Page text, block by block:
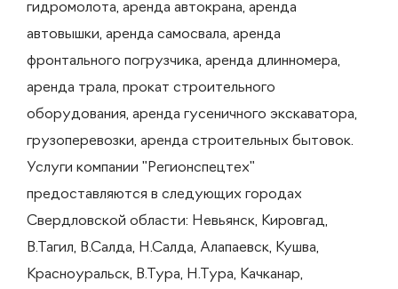
гидромолота, аренда автокрана, аренда
автовышки, аренда самосвала, аренда
фронтального погрузчика, аренда длинномера,
аренда трала, прокат строительного
оборудования, аренда гусеничного экскаватора,
грузоперевозки, аренда строительных бытовок.
Услуги компании "Регионспецтех"
предоставляются в следующих городах
Свердловской области: Невьянск, Кировгад,
В.Тагил, В.Салда, Н.Салда, Алапаевск, Кушва,
Красноуральск, В.Тура, Н.Тура, Качканар,